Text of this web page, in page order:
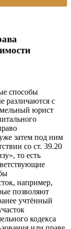
способы
различаются с
юрист
затем под ним
со ст. 39.20
то есть
например,
позволяют
учтённый
кодекса